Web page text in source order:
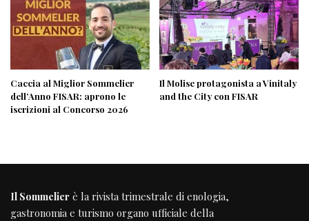
Caccia al Miglior Sommelier
dell’Anno FISAR: aprono le
iscrizioni al Concorso 2026
Il Molise protagonista a Vinitaly
and the City con FISAR
Il Sommelier è la rivista trimestrale di enologia,
gastronomia e turismo organo ufficiale della